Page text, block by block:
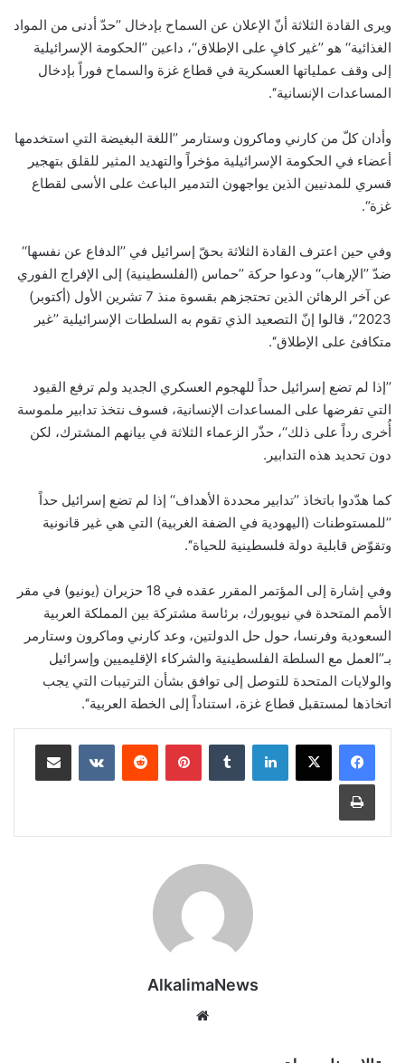
ويرى القادة الثلاثة أنّ الإعلان عن السماح بإدخال ’’حدّ أدنى من المواد
الغذائية‘‘ هو ’’غير كافٍ على الإطلاق‘‘، داعين ’’الحكومة الإسرائيلية
إلى وقف عملياتها العسكرية في قطاع غزة والسماح فوراً بإدخال
المساعدات الإنسانية‘‘.
وأدان كلّ من كارني وماكرون وستارمر ’’اللغة البغيضة التي استخدمها
أعضاء في الحكومة الإسرائيلية مؤخراً والتهديد المثير للقلق بتهجير
قسري للمدنيين الذين يواجهون التدمير الباعث على الأسى لقطاع
غزة“.
وفي حين اعترف القادة الثلاثة بحقّ إسرائيل في ’’الدفاع عن نفسها‘‘
ضدّ ’’الإرهاب‘‘ ودعوا حركة ’’حماس (الفلسطينية) إلى الإفراج الفوري
عن آخر الرهائن الذين تحتجزهم بقسوة منذ 7 تشرين الأول (أكتوبر)
2023“، قالوا إنّ التصعيد الذي تقوم به السلطات الإسرائيلية ’’غير
متكافئ على الإطلاق‘‘.
’’إذا لم تضع إسرائيل حداً للهجوم العسكري الجديد ولم ترفع القيود
التي تفرضها على المساعدات الإنسانية، فسوف نتخذ تدابير ملموسة
أُخرى رداً على ذلك‘‘، حذّر الزعماء الثلاثة في بيانهم المشترك، لكن
دون تحديد هذه التدابير.
كما هدّدوا باتخاذ ’’تدابير محددة الأهداف‘‘ إذا لم تضع إسرائيل حداً
’’للمستوطنات (اليهودية في الضفة الغربية) التي هي غير قانونية
وتقوّض قابلية دولة فلسطينية للحياة‘‘.
وفي إشارة إلى المؤتمر المقرر عقده في 18 حزيران (يونيو) في مقر
الأمم المتحدة في نيويورك، برئاسة مشتركة بين المملكة العربية
السعودية وفرنسا، حول حل الدولتين، وعد كارني وماكرون وستارمر
بـ’’العمل مع السلطة الفلسطينية والشركاء الإقليميين وإسرائيل
والولايات المتحدة للتوصل إلى توافق بشأن الترتيبات التي يجب
اتخاذها لمستقبل قطاع غزة، استناداً إلى الخطة العربية‘‘.
لينكدإن بينتيريست
AlkalimaNews